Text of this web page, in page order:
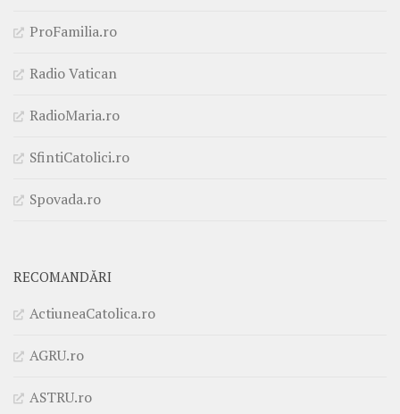
ProFamilia.ro
Radio Vatican
RadioMaria.ro
SfintiCatolici.ro
Spovada.ro
RECOMANDĂRI
ActiuneaCatolica.ro
AGRU.ro
ASTRU.ro